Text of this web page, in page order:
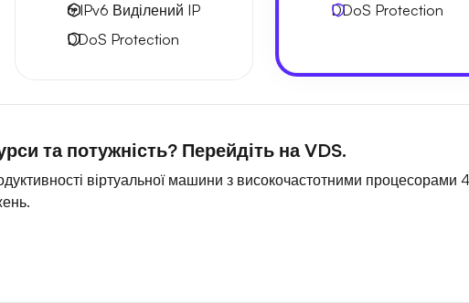
6 IPv6 Виділений IP
DDoS Protection
DDoS Protection
та потужність? Перейдіть на VDS.
віртуальної машини з високочастотними